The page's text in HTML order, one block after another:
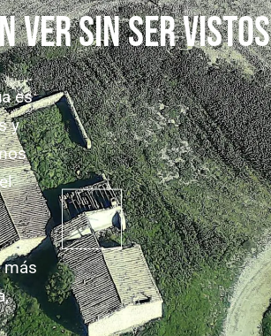
VER SIN SER VISTOS
es
y
más